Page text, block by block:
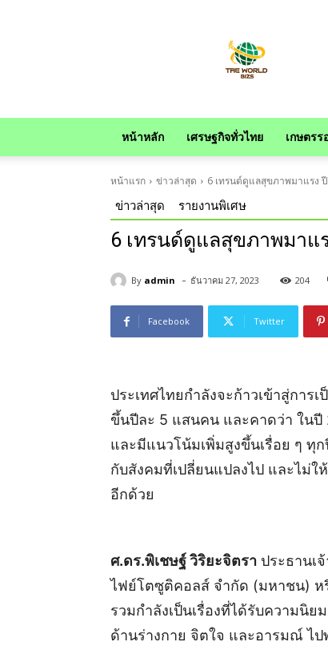
หน้าหลัก เศรษฐกิจทั่วไทย เกษตร
หน้าแรก ข่าวล่าสุด 6 เทรนด์ดูแลสุขภาพมาแรง
ข่าวล่าสุด รายงานพิเศษ
6 เทรนด์ดูแลสุขภาพมาแ
By admin - ธันวาคม 27, 2023 204
Facebook Twitter
ประเทศไทยกำลังจะก้าวเข้าสู่กา
ขึ้นปีละ 5 แสนคน และคาดว่า ในปี
และมีแนวโน้มเพิ่มสูงขึ้นเรื่อย ๆ ทุ
กับสังคมที่เปลี่ยนแปลงไป และไม่ใ
อีกด้วย
ศ.ดร.พิเชษฐ์ วิริยะจิตรา ประธานเ
ไฟย์โตซูติคอลส์ จำกัด (มหาชน) ห
รวมกำลังเป็นเรื่องที่ได้รับความนิ
ด้านร่างกาย จิตใจ และอารมณ์ ไ